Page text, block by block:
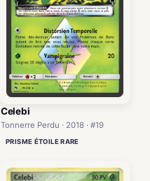
Celebi
Tonnerre Perdu · 2018 · #19
PRISME ÉTOILE RARE